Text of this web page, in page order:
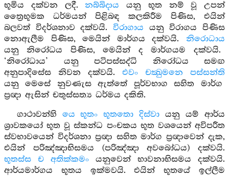
භූමිය දක්වන ලදී.නබ්බිදාය යනු භූත නම් වූ උපන්
ත්‍රෛභූමක ධර්මයන් පිළිබඳ කලකිරීම පිණිස, එයින්
බලවත් විදර්ශනාව දක්වයි. විරාගාය යනු විරාගය පිණිස
නොඇලීම පිණිස, මෙයින් මාර්ගය දක්වයි. නිරොධාය
යනු නිරෝධය පිණිස, මෙයින් ද මාර්ගයම දක්වයි.
‘නිරෝධාය’ යනු පටිපස්සද්ධි නිරෝධය සමඟ
අනුපාදිසේස නිවන දක්වයි. එවං චක්‍ඛුමනෙ පස්සන්ති
යනු මෙසේ නුවණැස ඇත්තේ පූර්වභාග සහිත මාර්ග
ප්‍රඥා ඇසින් චතුස්සත්‍ය ධර්මය දකිති.
ගාථාවන්හි යෙ භූතං භූතතො දිස්වා යනු යම් ආර්ය
ශ්‍රාවකයෝ භූත වූ ස්කන්ධ පංචකය භූත වශයෙන් අවිපරීත
ස්වභාවයෙන් විදර්ශනා ප්‍රඥා සහිත මාර්ග ප්‍රඥාවෙන් දැක,
එයින් පරිඤ්ඤාභිසමය (පරිඤ්ඤා අවබෝධය) දක්වයි.
භූතස්ස ච අතික්කමං යනුවෙන් භාවනාභිසමය දක්වයි.
ආර්යමාර්ගය භූතය ඉක්මවයි. එයින් භූතයේ ඉල්ලීම